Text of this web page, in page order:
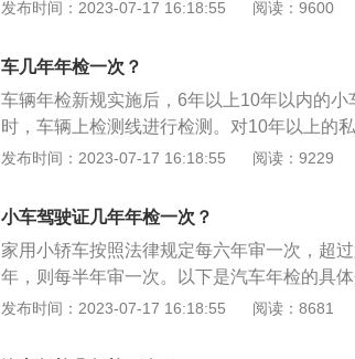
施条例》第十六条机动车应当从注册登记之
载货汽车和大型、中型非营运载客汽车10年
个月检验1次；3、小型、微型非营运载客汽
的，每年检验1次；超过15年的，每6个月检
1次；超过4年的，每年检验1次；5、拖拉机
年的，每年检验1次；超过15年的，每6个月
机动车在规定检验期限内经安全技术检验合
依据《关于深化机动车检验制度改革优化车
整非营运小微型载客汽车（9座含9座以下，
年），并将原15年以后每半年检验1次，调整
次调整后，非营运小客车、摩托车在10年内
构上线检验，期间每两年申领一次检验标志
的需要根据当前驾驶证的有效期来决定。
发布时间：2023-07-17 16:18:55 阅读：9600
车几年年检一次？
车辆年检新规实施后，6年以上10年以内的
时，车辆上检测线进行检测。对10年以上的
执行，即10年至15年的每年检验1次，15年
匀美观，各主要总成是否更换，与初检记录
操纵性、灯光、排气及其他安全性能是否符
检验车辆是否经过改装、改型、改造、行驶
现在车况相符，有无变化，是否办理了审批
车上喷印的号牌放大字样有无损坏、涂改字
发布时间：2023-07-17 16:18:55 阅读：9229
小车驾驶证几年年检一次？
家用小轿车按照法律规定每六年审一次，超
年，则每半年审一次。以下是汽车年检的具
指每个已经取得正式号牌和行驶证的车辆都
发布时间：2023-07-17 16:18:55 阅读：8681